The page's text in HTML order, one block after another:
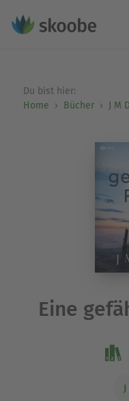
Du bist hier:
Home
Bücher J M
Eine